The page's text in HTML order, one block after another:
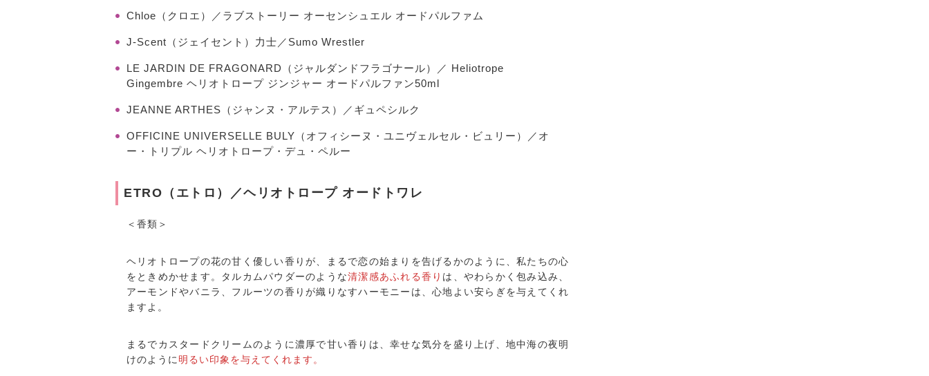
Chloe（クロエ）／ラブストーリー オーセンシュエル オードパルファム
J-Scent（ジェイセント）力士／Sumo Wrestler
LE JARDIN DE FRAGONARD（ジャルダンドフラゴナール）／ Heliotrope
Gingembre ヘリオトロープ ジンジャー オードパルファン50ml
JEANNE ARTHES（ジャンヌ・アルテス）／ギュペシルク
OFFICINE UNIVERSELLE BULY（オフィシーヌ・ユニヴェルセル・ビュリー）／オ
ー・トリプル ヘリオトロープ・デュ・ペルー
ETRO（エトロ）／ヘリオトロープ オードトワレ
＜香類＞
ヘリオトロープの花の甘く優しい香りが、まるで恋の始まりを告げるかのように、私たちの心
をときめかせます。タルカムパウダーのような清潔感あふれる香り は、やわらかく包み込み、
アーモンドやバニラ、フルーツの香りが織りなすハーモニーは、心地よい安らぎを与えてくれ
ますよ。
まるでカスタードクリームのように濃厚で甘い香りは、幸せな気分を盛り上げ、地中海の夜明
けのように 明るい印象を与えてくれます。